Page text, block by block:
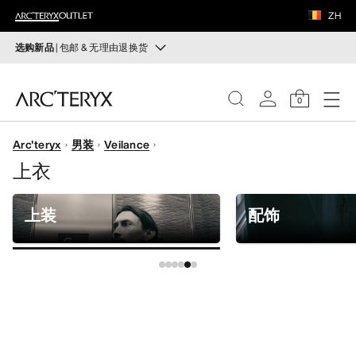
ZH
选购新品| 包邮 & 无理由退换货
运动员的需求，设计师的动力——在优化现有畅销产品的
同时，启发全新的解决方案。新款装备定期上架。
选购女士
无理由退换货
改变主意了？ 30天内购买的符合条件的商品可退换货。
开始免费退货。
0
女士
男士
鞋履
装备
VEILANCE
发现
Arc'teryx 男装 Veilance
上衣
上装 配饰